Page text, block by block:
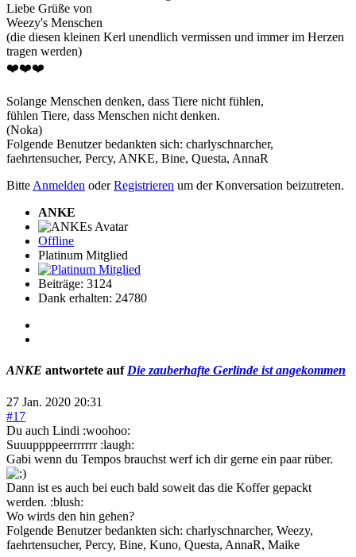
Liebe Grüße von
Weezy's Menschen
(die diesen kleinen Kerl unendlich vermissen und immer im Herzen
tragen werden)
❤️❤️❤️
Solange Menschen denken, dass Tiere nicht fühlen,
fühlen Tiere, dass Menschen nicht denken.
(Noka)
Folgende Benutzer bedankten sich: charlyschnarcher,
faehrtensucher, Percy, ANKE, Bine, Questa, AnnaR
Bitte Anmelden oderRegistrieren um der Konversation beizutreten.
ANKE
Offline
Platinum Mitglied
Beiträge: 3124
Dank erhalten: 24780
ANKE antwortete auf Die zauberhafte Gerlinde ist angekommen
27 Jan. 2020 20:31
#17
Du auch Lindi :woohoo:
Suuuppppeerrrrrrr :laugh:
Gabi wenn du Tempos brauchst werf ich dir gerne ein paar rüber.
Dann ist es auch bei euch bald soweit das die Koffer gepackt
werden. :blush:
Wo wirds den hin gehen?
Folgende Benutzer bedankten sich: charlyschnarcher, Weezy,
faehrtensucher, Percy, Bine, Kuno, Questa, AnnaR, Maike